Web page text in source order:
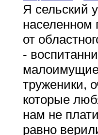
Я сельский
населенном
от
-
труженики,
которые
нам не
равно